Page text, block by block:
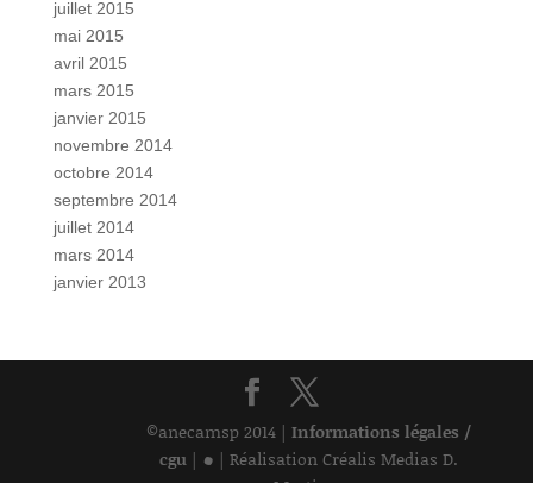
juillet 2015
mai 2015
avril 2015
mars 2015
janvier 2015
novembre 2014
octobre 2014
septembre 2014
juillet 2014
mars 2014
janvier 2013
©anecamsp 2014 |Informations légales /
cgu | • | Réalisation Créalis Medias D.